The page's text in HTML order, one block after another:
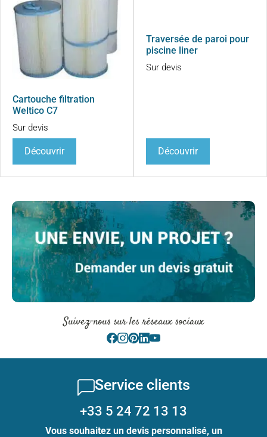
Cartouche filtration
Weltico C7
Sur devis
Découvrir
Traversée de paroi pour
piscine liner
Sur devis
Découvrir
Suivez-nous sur les réseaux sociaux
Service clients
+33 5 24 72 13 13
Vous souhaitez un devis personnalisé, un